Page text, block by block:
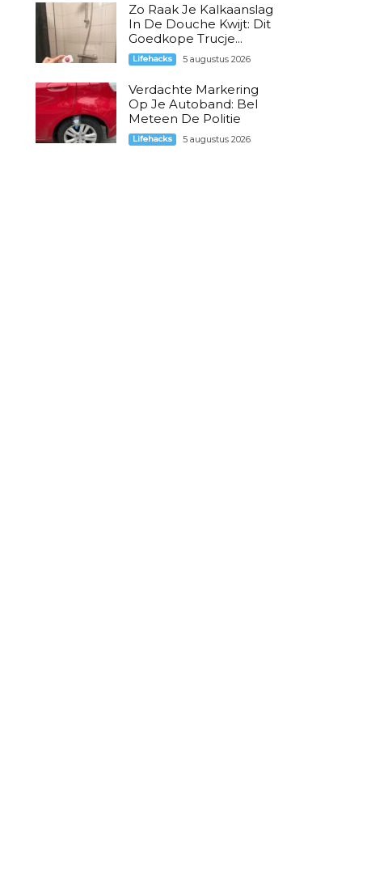
Zo Raak Je Kalkaanslag
In De Douche Kwijt: Dit
Goedkope Trucje...
Lifehacks 5 augustus 2026
Verdachte Markering
Op Je Autoband: Bel
Meteen De Politie
Lifehacks 5 augustus 2026